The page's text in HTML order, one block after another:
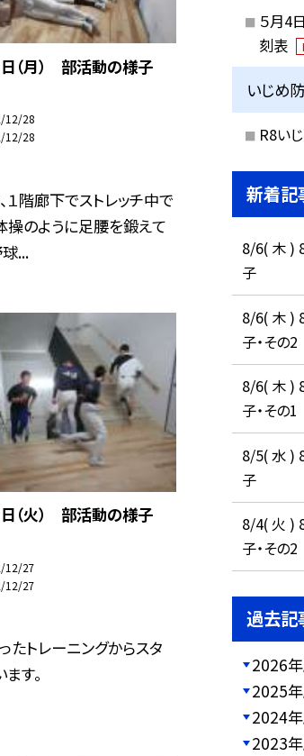
日（月） 部活動の様子
12/28
12/28
１階廊下でストレッチ中で
操のように足腰を鍛えて
球...
日（火） 部活動の様子
12/27
12/27
たトレーニングからスタ
す。
５月4
刻表
いじめ
R8い
新着記
8/6( 木 )
子
8/6( 木 )
子・その2
8/6( 木 )
子・その1
8/5( 水 )
子
8/4( 火 )
子・その2
過去記
2026
2025
2024
2023